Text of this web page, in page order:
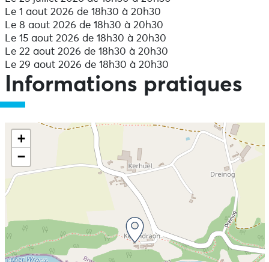
Le 1 aout 2026 de 18h30 à 20h30
Le 8 aout 2026 de 18h30 à 20h30
Le 15 aout 2026 de 18h30 à 20h30
Le 22 aout 2026 de 18h30 à 20h30
Le 29 aout 2026 de 18h30 à 20h30
Informations pratiques
+
−